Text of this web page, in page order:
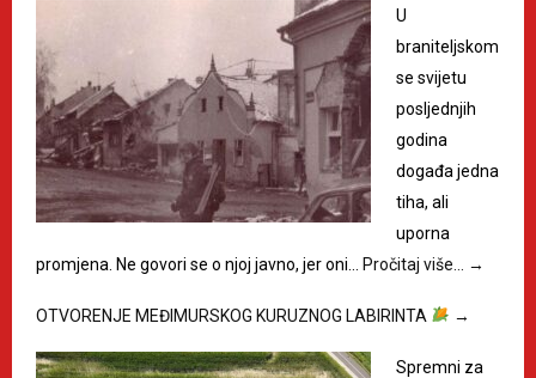
U
braniteljskom
se svijetu
posljednjih
godina
događa jedna
tiha, ali
uporna
promjena. Ne govori se o njoj javno, jer oni…
Pročitaj više… →
OTVORENJE MEĐIMURSKOG KURUZNOG LABIRINTA →
Spremni za